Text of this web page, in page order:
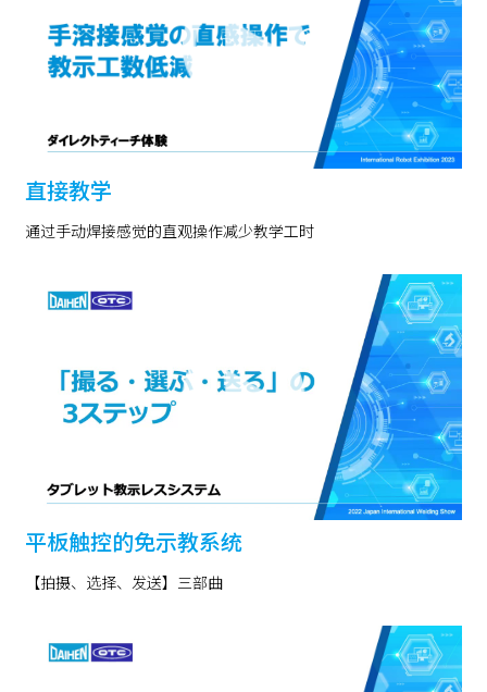
直接教学
通过手动焊接感觉的直观操作减少教学工时
平板触控的免示教系统
【拍摄、选择、发送】三部曲